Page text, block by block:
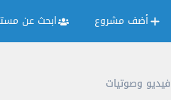
أضف مشروع ابحث عن
وصوتيات